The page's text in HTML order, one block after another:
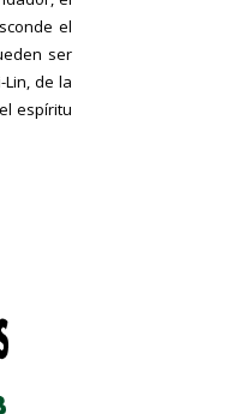
el
ser
de la
espíritu